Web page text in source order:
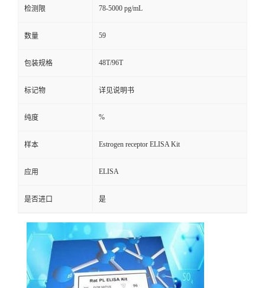
检测限 78-5000 pg/mL
数量 59
包装规格 48T/96T
标记物 详见说明书
纯度 %
样本 Estrogen receptor ELISA Kit
应用 ELISA
是否进口 是